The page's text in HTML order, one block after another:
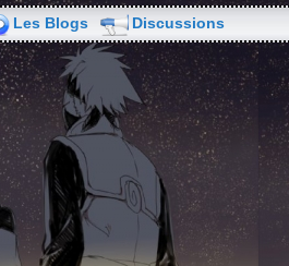
Les Blogs Discussions